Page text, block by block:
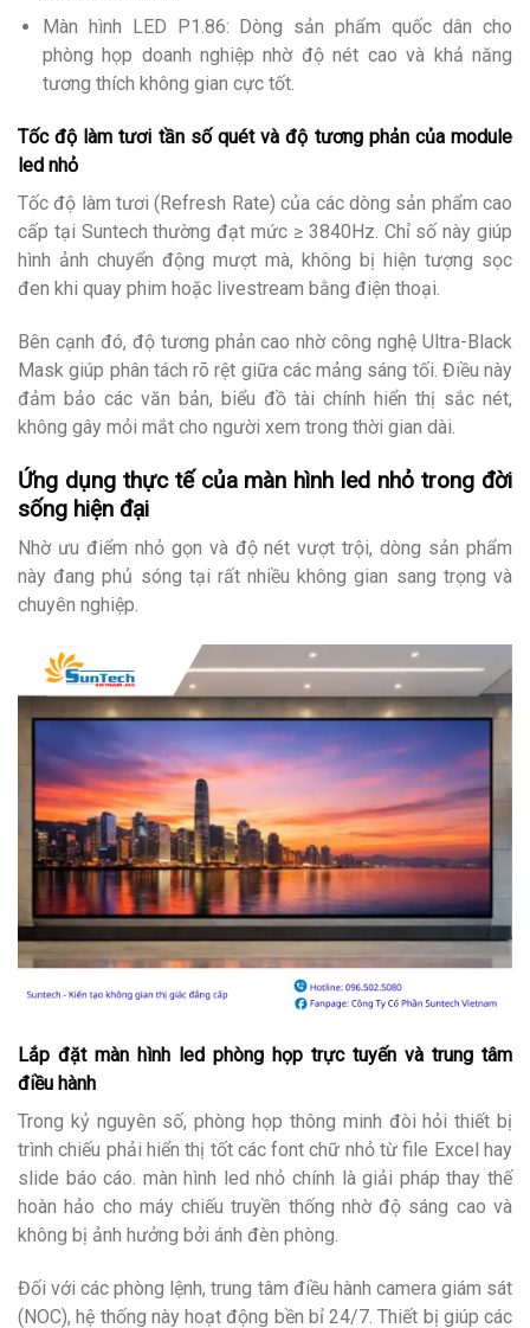
Màn hình LED P1.86: Dòng sản phẩm quốc dân cho
phòng họp doanh nghiệp nhờ độ nét cao và khả năng
tương thích không gian cực tốt.
Tốc độ làm tươi tần số quét và độ tương phản của module
led nhỏ
Tốc độ làm tươi (Refresh Rate) của các dòng sản phẩm cao
cấp tại Suntech thường đạt mức ≥ 3840Hz. Chỉ số này giúp
hình ảnh chuyển động mượt mà, không bị hiện tượng sọc
đen khi quay phim hoặc livestream bằng điện thoại.
Bên cạnh đó, độ tương phản cao nhờ công nghệ Ultra-Black
Mask giúp phân tách rõ rệt giữa các mảng sáng tối. Điều này
đảm bảo các văn bản, biểu đồ tài chính hiển thị sắc nét,
không gây mỏi mắt cho người xem trong thời gian dài.
Ứng dụng thực tế của màn hình led nhỏ trong đời
sống hiện đại
Nhờ ưu điểm nhỏ gọn và độ nét vượt trội, dòng sản phẩm
này đang phủ sóng tại rất nhiều không gian sang trọng và
chuyên nghiệp.
Lắp đặt màn hình led phòng họp trực tuyến và trung tâm
điều hành
Trong kỷ nguyên số, phòng họp thông minh đòi hỏi thiết bị
trình chiếu phải hiển thị tốt các font chữ nhỏ từ file Excel hay
slide báo cáo. màn hình led nhỏ chính là giải pháp thay thế
hoàn hảo cho máy chiếu truyền thống nhờ độ sáng cao và
không bị ảnh hưởng bởi ánh đèn phòng.
Đối với các phòng lệnh, trung tâm điều hành camera giám sát
(NOC), hệ thống này hoạt động bền bỉ 24/7. Thiết bị giúp các